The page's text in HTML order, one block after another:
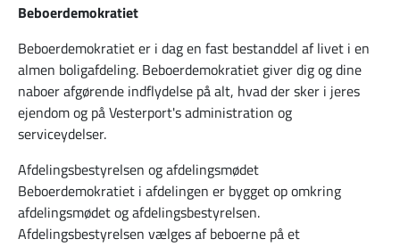
Beboerdemokratiet
Beboerdemokratiet er i dag en fast bestanddel af livet i en
almen boligafdeling. Beboerdemokratiet giver dig og dine
naboer afgørende indflydelse på alt, hvad der sker i jeres
ejendom og på Vesterport's administration og
serviceydelser.
Afdelingsbestyrelsen og afdelingsmødet
Beboerdemokratiet i afdelingen er bygget op omkring
afdelingsmødet og afdelingsbestyrelsen.
Afdelingsbestyrelsen vælges af beboerne på et